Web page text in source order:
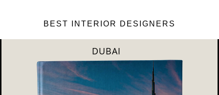
BEST INTERIOR DESIGNERS
DUBAI